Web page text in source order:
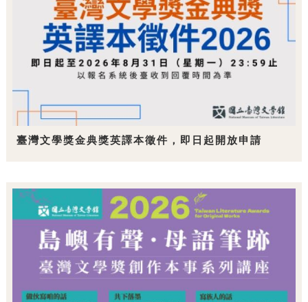
臺灣文學獎金典獎英譯本徵件，即日起開放申請